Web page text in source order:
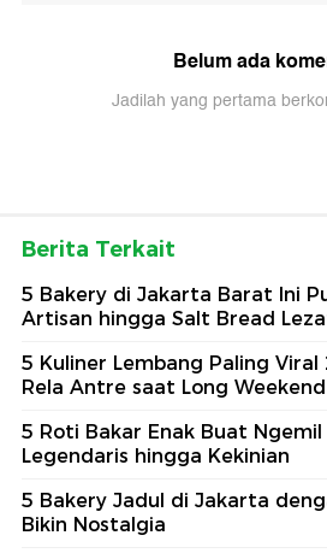
Belum ada
Jadilah yang pertama
Berita Terkait
5 Bakery di Jakarta Barat Ini
Artisan hingga Salt Bread
5 Kuliner Lembang Paling Viral
Rela Antre saat Long Weekend
5 Roti Bakar Enak Buat
Legendaris hingga Kekinian
5 Bakery Jadul di Jakarta
Bikin Nostalgia